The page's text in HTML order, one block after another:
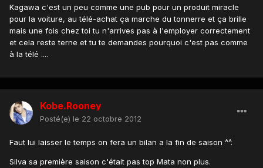
Kagawa c'est un peu comme une pub pour un produit miracle
pour la voiture, au télé-achat ça marche du tonnerre et ça brille
mais une fois chez toi tu n'arrives pas à l'employer correctement
et cela reste terne et tu te demandes pourquoi c'est pas comme
à la télé ....
Kobe.Rooney
Posté(e) le 22 octobre 2012
Faut lui laisser le temps on fera un bilan a la fin de saison ^^.
Silva sa première saison c'était pas top Mata non plus.